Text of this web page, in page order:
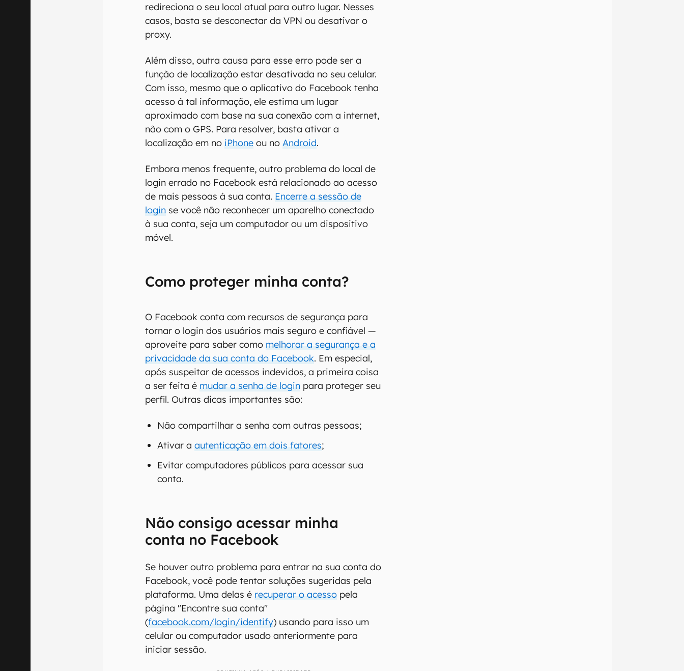
redireciona o seu local atual para outro lugar. Nesses
casos, basta se desconectar da VPN ou desativar o
proxy.
Além disso, outra causa para esse erro pode ser a
função de localização estar desativada no seu celular.
Com isso, mesmo que o aplicativo do Facebook tenha
acesso á tal informação, ele estima um lugar
aproximado com base na sua conexão com a internet,
não com o GPS. Para resolver, basta ativar a
localização em no iPhone ou noAndroid.
Embora menos frequente, outro problema do local de
login errado no Facebook está relacionado ao acesso
de mais pessoas à sua conta. Encerre a sessão de
login se você não reconhecer um aparelho conectado
à sua conta, seja um computador ou um dispositivo
móvel.
Como proteger minha conta?
O Facebook conta com recursos de segurança para
tornar o login dos usuários mais seguro e confiável —
aproveite para saber como melhorar a segurança e a
privacidade da sua conta do Facebook. Em especial,
após suspeitar de acessos indevidos, a primeira coisa
a ser feita é mudar a senha de login para proteger seu
perfil. Outras dicas importantes são:
Não compartilhar a senha com outras pessoas;
Ativar aautenticação em dois fatores;
Evitar computadores públicos para acessar sua
conta.
Não consigo acessar minha
conta no Facebook
Se houver outro problema para entrar na sua conta do
Facebook, você pode tentar soluções sugeridas pela
plataforma. Uma delas é recuperar o acesso pela
página "Encontre sua conta"
(facebook.com/login/identify) usando para isso um
celular ou computador usado anteriormente para
iniciar sessão.